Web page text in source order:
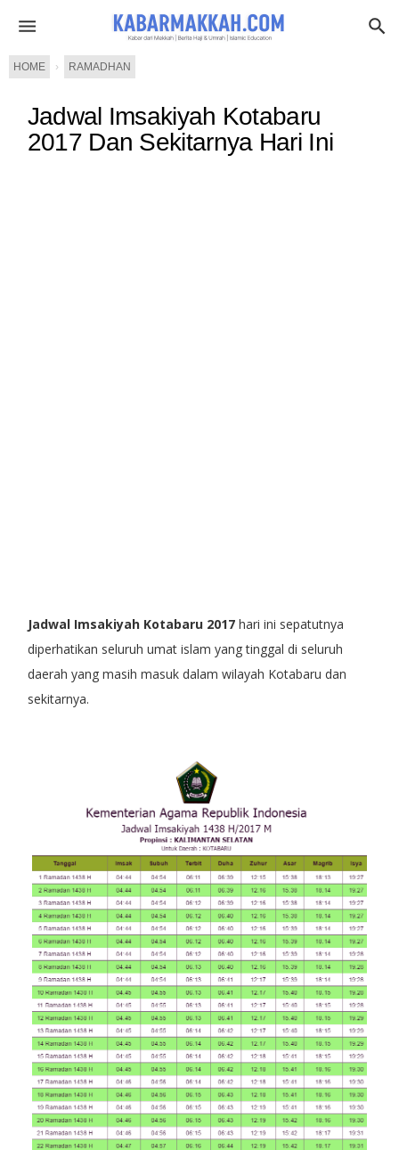
HOME › RAMADHAN
Jadwal Imsakiyah Kotabaru
2017 Dan Sekitarnya Hari Ini
Jadwal Imsakiyah Kotabaru 2017hari ini sepatutnya
diperhatikan seluruh umat islam yang tinggal di seluruh
daerah yang masih masuk dalam wilayah Kotabaru dan
sekitarnya.